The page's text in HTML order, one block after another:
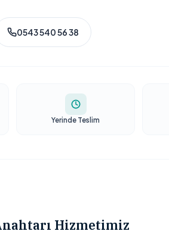
0543 540 56 38
Yerinde Teslim
Hizmetimiz